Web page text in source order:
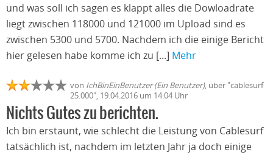
und was soll ich sagen es klappt alles die Dowloadrate
liegt zwischen 118000 und 121000 im Upload sind es
zwischen 5300 und 5700. Nachdem ich die einige Bericht
hier gelesen habe komme ich zu [...] Mehr
von IchBinEinBenutzer (Ein Benutzer), über "cablesurf
25.000", 19.04.2016 um 14:04 Uhr
Nichts Gutes zu berichten.
Ich bin erstaunt, wie schlecht die Leistung von Cablesurf
tatsächlich ist, nachdem im letzten Jahr ja doch einige